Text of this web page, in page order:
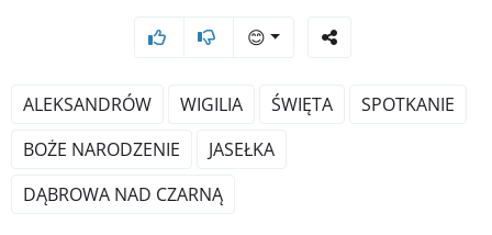
😊
ALEKSANDRÓW WIGILIA ŚWIĘTA
SPOTKANIE
BOŻE NARODZENIE
JASEŁKA
DĄBROWA NAD CZARNĄ